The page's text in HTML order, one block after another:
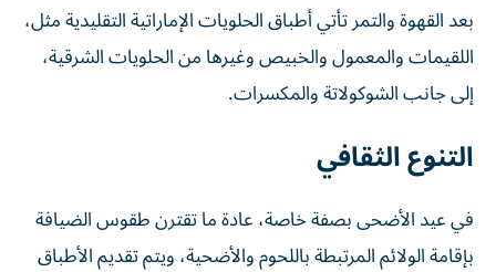
بعد القهوة والتمر تأتي أطباق الحلويات الإماراتية التقليدية مثل،
اللقيمات والمعمول والخبيص وغيرها من الحلويات الشرقية،
إلى جانب الشوكولاتة والمكسرات.
التنوع الثقافي
في عيد الأضحى بصفة خاصة، عادة ما تقترن طقوس الضيافة
بإقامة الولائم المرتبطة باللحوم والأضحية، ويتم تقديم الأطباق